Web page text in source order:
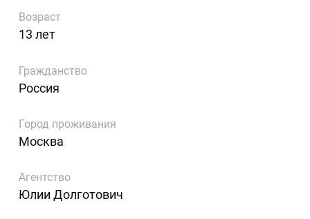
Возраст
13 лет
Гражданство
Россия
Город проживания
Москва
Агентство
Юлии Долготович